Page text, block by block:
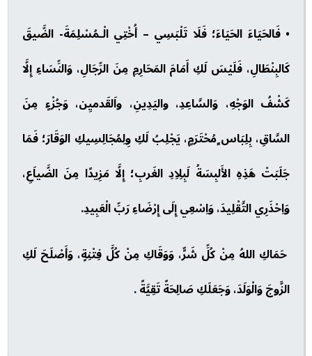
• فَالحَيَاءَ الحَيَاءَ؛ فَلَا تَلْبَسِي – أُخْتِي الْـمُسْلِمَةَ- الضَّيقَ
كَالبِنْطَالِ، فَلَيْسَ لَكِ أَمَامَ المَحَارِمِ مِنَ الرِّجَالِ، وَالنِّسَاءِ إِلَّا
كَشْفُ الوَجْهِ، وَالسَّاعِدِ، واليَدِينِ، واَلقَدميِن، وَجُزْءٍ مِنَ
السَّاقِ، بِلِبَاس ٍمُحْتَرَمٍ، يَجْلِبُ لَكِ وِلِمُجَالِسِيكِ الوَقَارَ؛ فَمَا
جَلَبَتْ هَذِهِ الأَلبِسَةُ لَبِلِاِدِ الغَربِ؛ إِلَّا مَزِيدًا مِنَ الضَّياَعِ،
وَاِحْذَرِي التَّقْلِيدَ، وَاِسْعِي إِلَى إِرْضَاءِ رَبِّ الْعَبِيدِ.
حَمَاكِ اللهُ مِنْ كُلِّ شَرٍّ، وَوَقَاكِ مِنْ كُلَّ فِتْنِةٍ، وَأَصْلَحَ لَكِ
الزَّوجَ وَالْوَلَدَ، وَجَعَلَكِ صَالِحَةً تَقِيَّةً .